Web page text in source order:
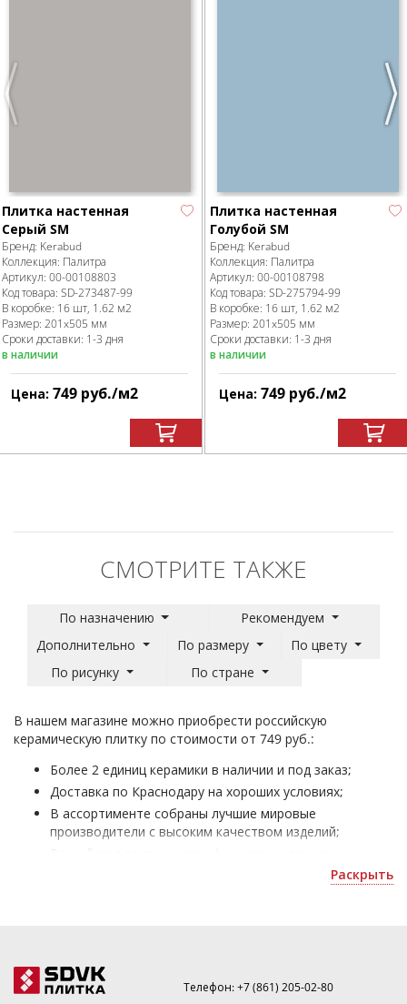
Previous
Плитка настенная
Серый SM
Бренд: Kerabud
Коллекция: Палитра
Артикул: 00-00108803
Код товара: SD-273487-99
В коробке: 16 шт, 1.62 м2
Размер: 201x505 мм
Сроки доставки: 1-3 дня
в наличии
Цена: 749 руб./м2
Плитка настенная
Голубой SM
Бренд: Kerabud
Коллекция: Палитра
Артикул: 00-00108798
Код товара: SD-275794-99
В коробке: 16 шт, 1.62 м2
Размер: 201x505 мм
Сроки доставки: 1-3 дня
в наличии
Цена: 749 руб./м2
СМОТРИТЕ ТАКЖЕ
По назначению
Рекомендуем
Дополнительно
По размеру
По цвету
По рисунку
По стране
В нашем магазине можно приобрести российскую
керамическую плитку по стоимости от 749 руб.:
Более 2 единиц керамики в наличии и под заказ;
Доставка по Краснодару на хороших условиях;
В ассортименте собраны лучшие мировые
производители с высоким качеством изделий;
Раскрыть
Телефон:+7 (861) 205-02-80